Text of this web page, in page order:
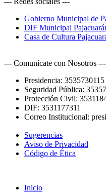
Gobierno Municipal de
DIF Municipal
Casa de Cultura
--- Comunícate con Nosotros ---
Presidencia: 3535730115
Seguridad Pública:
Protección Civil:
DIF: 3531177311
Correo Institucional:
Sugerencias
Aviso de Privacidad
Código de Ética
Inicio